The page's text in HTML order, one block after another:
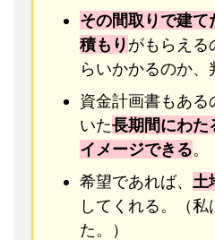
その間取りで建
積もりがもらえる
らいかかるのか、
資金計画書もある
いた長期間にわた
イメージできる。
希望であれば、 土
してくれる。（私
た。）